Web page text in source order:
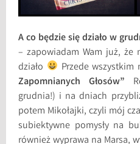
A co będzie się działo w
– zapowiadam Wam już,
działo
Przede
Zapomnianych Głosów”
grudnia!) i na dniach
potem Mikołajki, czyli mój
subiektywne pomysły na
również wyprawa na Marsa,